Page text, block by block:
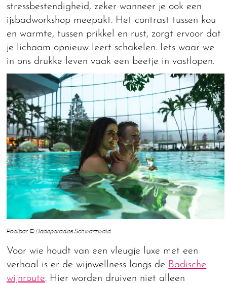
stressbestendigheid, zeker wanneer je ook een
ijsbadworkshop meepakt. Het contrast tussen kou
en warmte, tussen prikkel en rust, zorgt ervoor dat
je lichaam opnieuw leert schakelen. Iets waar we
in ons drukke leven vaak een beetje in vastlopen.
Poolbar © Badeparadies Schwarzwald
Voor wie houdt van een vleugje luxe met een
verhaal is er de wijnwellness langs de Badische
wijnroute. Hier worden druiven niet alleen